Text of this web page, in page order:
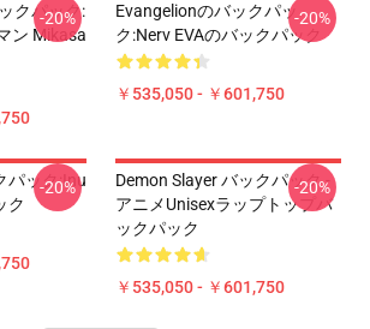
クパック:
ン Mikasa
-20%
Evangelionのバックパッ
ク:Nerv EVAのバックパック
￥535,050 - ￥601,750
-20%
パック:Inu
ク
-20%
Demon Slayer バックパック -
アニメUnisexラップトップバ
ックパック
￥535,050 - ￥601,750
-20%